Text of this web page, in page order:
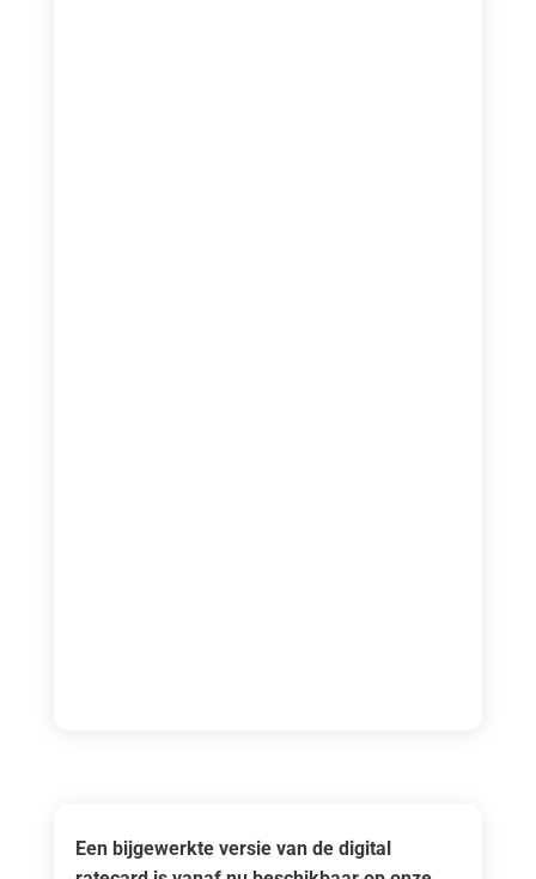
Een bijgewerkte versie van de digital